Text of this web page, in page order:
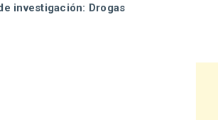
investigación: Drogas